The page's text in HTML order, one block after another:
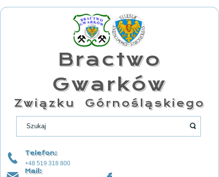
Bractwo
Gwarków
Związku Górnośląskiego
Telefon:
+48 519 318 800
Mail: